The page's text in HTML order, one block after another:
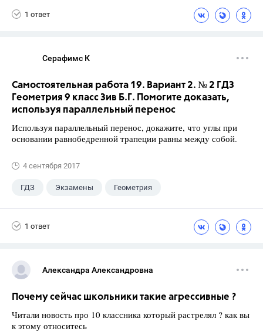
1 ответ
Серафимс К
Самостоятельная работа 19. Вариант 2. № 2 ГДЗ
Геометрия 9 класс Зив Б.Г. Помогите доказать,
используя параллельный перенос
Используя параллельный перенос, докажите, что углы при
основании равнобедренной трапеции равны между собой.
4 сентября 2017
ГДЗ Экзамены Геометрия
1 ответ
Александра Александровна
Почему сейчас школьники такие агрессивные ?
Читали новость про 10 классника который растрелял ? как вы
к этому относитесь